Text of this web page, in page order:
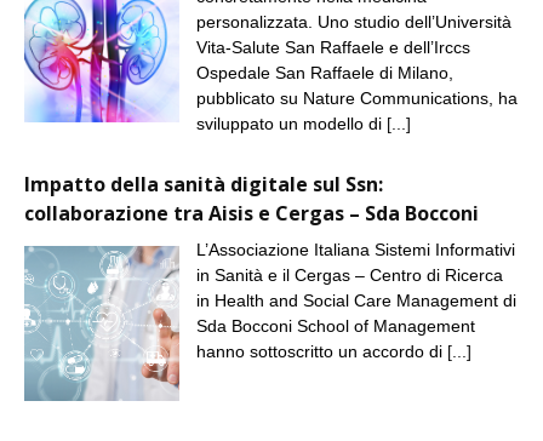
personalizzata. Uno studio dell’Università
Vita-Salute San Raffaele e dell’Irccs
Ospedale San Raffaele di Milano,
pubblicato su Nature Communications, ha
sviluppato un modello di [...]
Impatto della sanità digitale sul Ssn:
collaborazione tra Aisis e Cergas – Sda Bocconi
L’Associazione Italiana Sistemi Informativi
in Sanità e il Cergas – Centro di Ricerca
in Health and Social Care Management di
Sda Bocconi School of Management
hanno sottoscritto un accordo di [...]